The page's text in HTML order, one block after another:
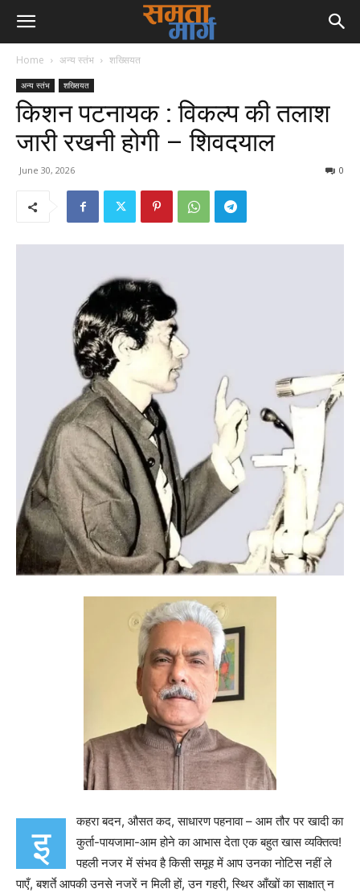
Home अन्य स्तंभ शख्सियत
अन्य स्तंभ शख्सियत
किशन पटनायक : विकल्प की तलाश
जारी रखनी होगी – शिवदयाल
June 30, 2026 0
इ
कहरा बदन, औसत कद, साधारण पहनावा – आम तौर पर खादी का
कुर्ता-पायजामा-आम होने का आभास देता एक बहुत खास व्यक्तित्व!
पहली नजर में संभव है किसी समूह में आप उनका नोटिस नहीं ले
पाएँ, बशर्ते आपकी उनसे नजरें न मिली हों, उन गहरी, स्थिर आँखों का साक्षात् न